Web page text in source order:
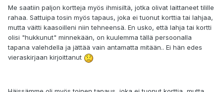
Me saatiin paljon kortteja myös ihmisiltä, jotka olivat laittaneet tilille
rahaa. Sattuipa tosin myös tapaus, joka ei tuonut korttia tai lahjaa,
mutta väitti kaasoilleni niin tehneensä. En usko, että lahja tai kortti
olisi "hukkunut" minnekään, on kuulemma tällä persoonalla
tapana valehdella ja jättää vain antamatta mitään.. Ei hän edes
vieraskirjaan kirjoittanut